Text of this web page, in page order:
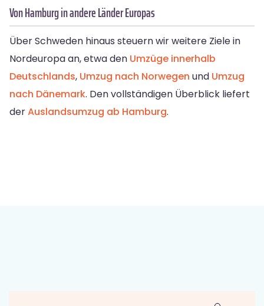
Von Hamburg in andere Länder Europas
Über Schweden hinaus steuern wir weitere Ziele in
Nordeuropa an, etwa den Umzüge innerhalb
Deutschlands, Umzug nach Norwegen und Umzug
nach Dänemark. Den vollständigen Überblick liefert
derAuslandsumzug ab Hamburg.